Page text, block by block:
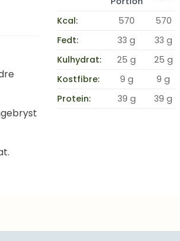
Kcal: 570
570
Fedt:
33 g
33 g
Kulhydrat:
25 g
25 g
Kostfibre:
9 g
9 g
Protein:
39 g 39 g